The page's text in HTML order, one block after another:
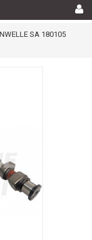
SA 180105